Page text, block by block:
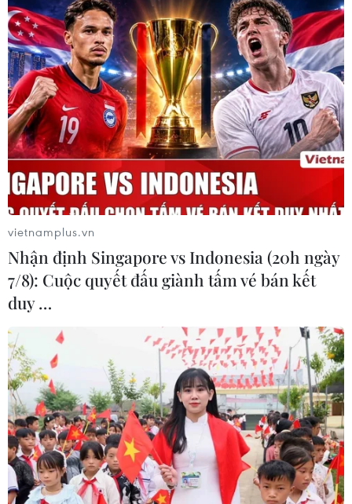
Đi tìm nguyên nhân dẫn đến ngập lụt, sạt
lở liên tiếp ở Bình Định
19/11/2021 02:09
Theo ông Hồ Đắc Chương, Phó Giám đốc Sở Nông
nghiệp và Phát triển nông thôn Bình Định, việc con người
tác động vào thiên nhiên quá nhiều đã dẫn đến tình
trạng sạt lở đồi núi, ngập lụt cục bộ.
vietnamplus.vn
Nhận định Singapore vs Indonesia (20h ngày
7/8): Cuộc quyết đấu giành tấm vé bán kết
duy …